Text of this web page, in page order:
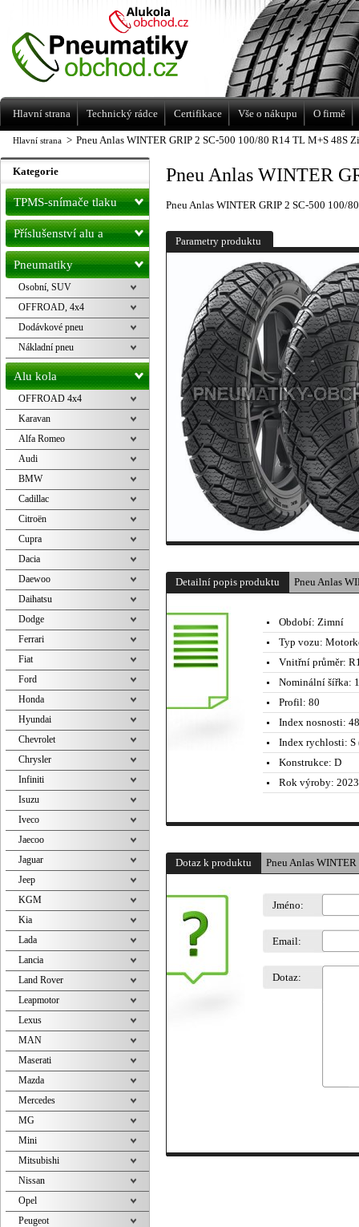
Hlavní strana > Pneu Anlas WINTER GRIP 2 SC-500 100/80 R14 TL M+S 48S
Pneu Anlas WINTER
Pneu Anlas WINTER GRIP 2 SC-500 100/
Parametry produktu
Detailní popis produktu Pneu Anlas
Období: Zimní
Typ vozu:
Vnitřní průměr:
Nominální šířka:
Profil: 80
Index nosnosti: 48
Index rychlosti: S
Konstrukce: D
Rok výroby:
Dotaz k produktu Pneu Anlas
Jméno:
Email:
Dotaz:
Kategorie
TPMS-snímače tlaku
Příslušenství alu a
pneu
Pneumatiky
Osobní, SUV
OFFROAD, 4x4
Dodávkové pneu
Nákladní pneu
Alu kola
OFFROAD 4x4
Karavan
Alfa Romeo
Audi
BMW
Cadillac
Citroën
Cupra
Dacia
Daewoo
Daihatsu
Dodge
Ferrari
Fiat
Ford
Honda
Hyundai
Chevrolet
Chrysler
Infiniti
Isuzu
Iveco
Jaecoo
Jaguar
Jeep
KGM
Kia
Lada
Lancia
Land Rover
Leapmotor
Lexus
MAN
Maserati
Mazda
Mercedes
MG
Mini
Mitsubishi
Nissan
Opel
Peugeot
Levné pneumatiky letní, zimní, Alu kola
a litá kola Racing Line
Hlavní strana Technický rádce Certifikace Vše o nákupu O firmě